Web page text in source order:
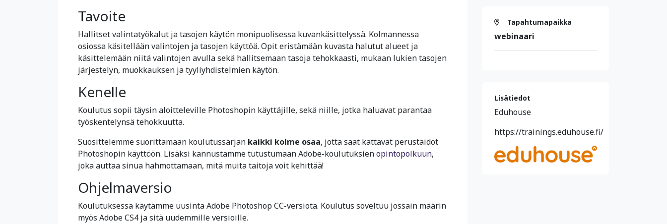
Tavoite
Hallitset valintatyökalut ja tasojen käytön monipuolisessa kuvankäsittelyssä. Kolmannessa
osiossa käsitellään valintojen ja tasojen käyttöä. Opit eristämään kuvasta halutut alueet ja
käsittelemään niitä valintojen avulla sekä hallitsemaan tasoja tehokkaasti, mukaan lukien tasojen
järjestelyn, muokkauksen ja tyyliyhdistelmien käytön.
Kenelle
Koulutus sopii täysin aloitteleville Photoshopin käyttäjille, sekä niille, jotka haluavat parantaa
työskentelynsä tehokkuutta.
Suosittelemme suorittamaan koulutussarjan kaikki kolme osaa, jotta saat kattavat perustaidot
Photoshopin käyttöön. Lisäksi kannustamme tutustumaan Adobe-koulutuksienopintopolkuun,
joka auttaa sinua hahmottamaan, mitä muita taitoja voit kehittää!
Ohjelmaversio
Koulutuksessa käytämme uusinta Adobe Photoshop CC-versiota. Koulutus soveltuu jossain määrin
myös Adobe CS4 ja sitä uudemmille versioille.
Tapahtumapaikka
webinaari
Lisätiedot
Eduhouse
https://trainings.eduhouse.fi/